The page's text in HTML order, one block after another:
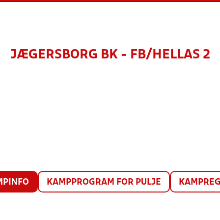
JÆGERSBORG BK - FB/HELLAS 2
KAMPPROGRAM FOR PULJE